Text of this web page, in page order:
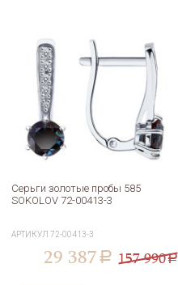
Серьги золотые пробы 585
SOKOLOV 72-00413-3
АРТИКУЛ72-00413-3
29 387 a 157 990a